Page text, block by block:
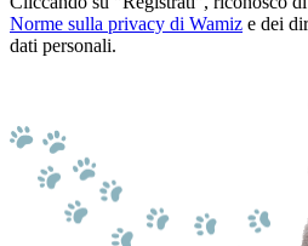
Norme sulla privacy di Wamiz e dei
dati personali.